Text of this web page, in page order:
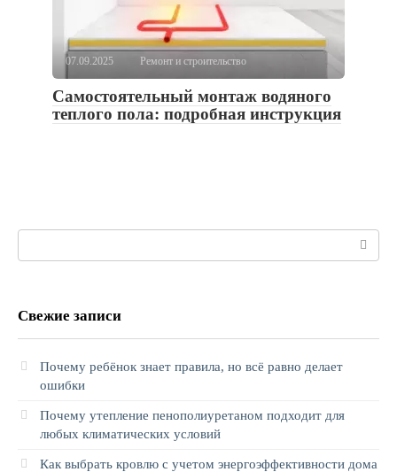
07.09.2025 Ремонт и строительство
Самостоятельный монтаж водяного
теплого пола: подробная инструкция
Свежие записи
Почему ребёнок знает правила, но всё равно делает
ошибки
Почему утепление пенополиуретаном подходит для
любых климатических условий
Как выбрать кровлю с учетом энергоэффективности дома